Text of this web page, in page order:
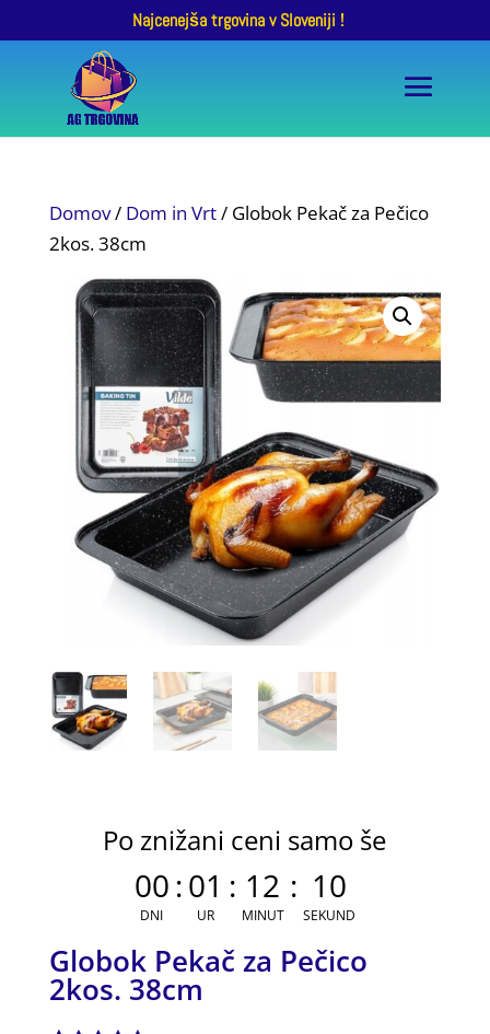
Najcenejša trgovina v Sloveniji !
Domov/ Dom in Vrt/ Globok Pekač za Pečico
2kos. 38cm
Po znižani ceni samo še
00
DNI
:01
UR
: 12
MINUT
: 10
SEKUND
Globok Pekač za Pečico
2kos. 38cm